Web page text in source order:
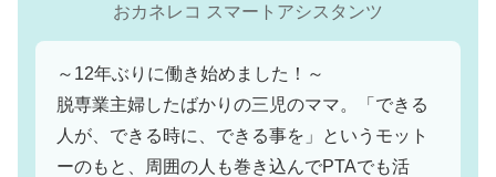
おカネレコ スマートアシスタンツ
～12年ぶりに働き始めました！～
脱専業主婦したばかりの三児のママ。「できる
人が、できる時に、できる事を」というモット
ーのもと、周囲の人も巻き込んでPTAでも活